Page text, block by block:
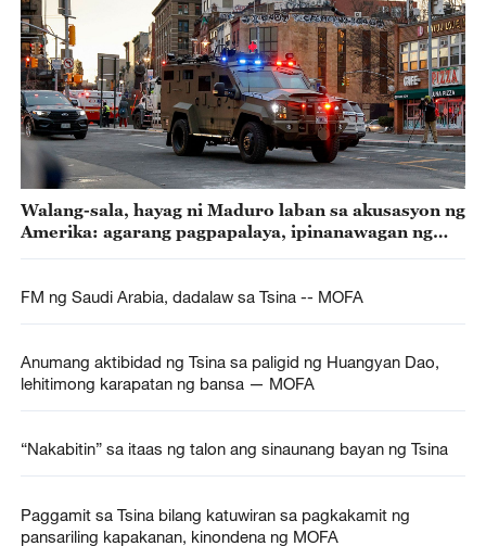
Walang-sala, hayag ni Maduro laban sa akusasyon ng
Amerika: agarang pagpapalaya, ipinanawagan ng
FM ng Saudi Arabia, dadalaw sa Tsina -- MOFA
Anumang aktibidad ng Tsina sa paligid ng Huangyan Dao,
lehitimong karapatan ng bansa — MOFA
“Nakabitin” sa itaas ng talon ang sinaunang bayan ng Tsina
Paggamit sa Tsina bilang katuwiran sa pagkakamit ng
pansariling kapakanan, kinondena ng MOFA